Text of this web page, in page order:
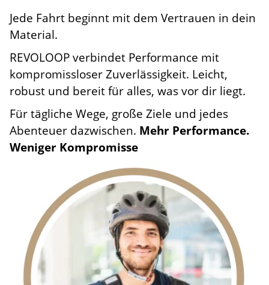
Jede Fahrt beginnt mit dem Vertrauen in dein
Material.
REVOLOOP verbindet Performance mit
kompromissloser Zuverlässigkeit. Leicht,
robust und bereit für alles, was vor dir liegt.
Für tägliche Wege, große Ziele und jedes
Abenteuer dazwischen. Mehr Performance.
Weniger Kompromisse